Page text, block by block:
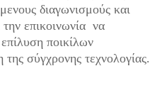
διαγωνισμούς και
επικοινωνία να
ποικίλων
σύγχρονης τεχνολογίας.